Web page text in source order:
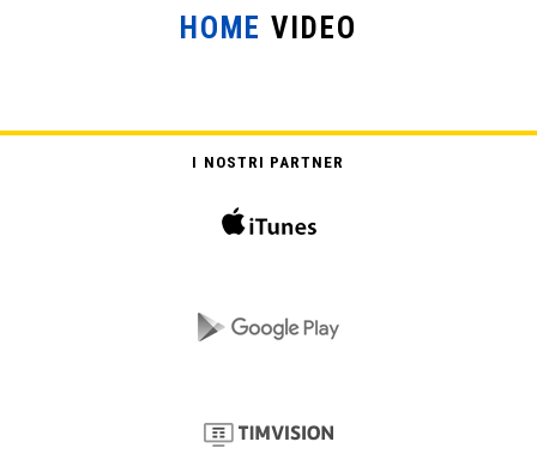
HOME VIDEO
I NOSTRI PARTNER